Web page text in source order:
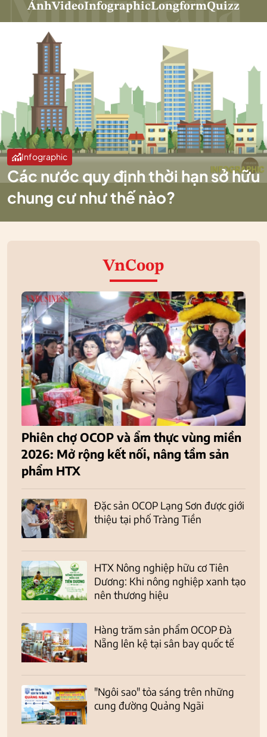
ẢnhVideoInfographicLongformQuizz
Infographic
Các nước quy định thời hạn sở hữu
chung cư như thế nào?
VnCoop
Phiên chợ OCOP và ẩm thực vùng miền
2026: Mở rộng kết nối, nâng tầm sản
phẩm HTX
Đặc sản OCOP Lạng Sơn được giới
thiệu tại phố Tràng Tiền
HTX Nông nghiệp hữu cơ Tiên
Dương: Khi nông nghiệp xanh tạo
nên thương hiệu
Hàng trăm sản phẩm OCOP Đà
Nẵng lên kệ tại sân bay quốc tế
"Ngôi sao" tỏa sáng trên những
cung đường Quảng Ngãi